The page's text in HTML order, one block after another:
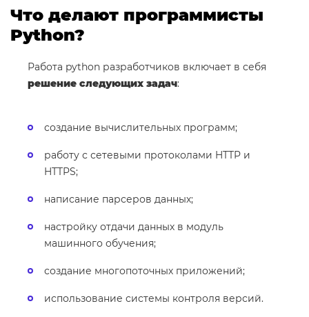
Что делают программисты
Python?
Работа python разработчиков включает в себя
решение следующих задач:
создание вычислительных программ;
работу с сетевыми протоколами HTTP и
HTTPS;
написание парсеров данных;
настройку отдачи данных в модуль
машинного обучения;
создание многопоточных приложений;
использование системы контроля версий.